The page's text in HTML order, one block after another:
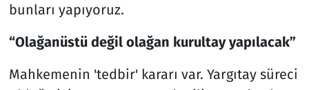
bunları yapıyoruz.
“Olağanüstü değil olağan kurultay yapılacak”
Mahkemenin 'tedbir' kararı var. Yargıtay süreci